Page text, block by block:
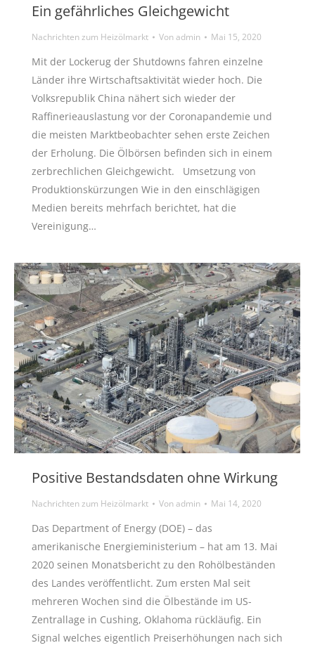
Ein gefährliches Gleichgewicht
Nachrichten zum Heizölmarkt Vonadmin Mai 15, 2020
Mit der Lockerug der Shutdowns fahren einzelne
Länder ihre Wirtschaftsaktivität wieder hoch. Die
Volksrepublik China nähert sich wieder der
Raffinerieauslastung vor der Coronapandemie und
die meisten Marktbeobachter sehen erste Zeichen
der Erholung. Die Ölbörsen befinden sich in einem
zerbrechlichen Gleichgewicht. Umsetzung von
Produktionskürzungen Wie in den einschlägigen
Medien bereits mehrfach berichtet, hat die
Vereinigung…
Positive Bestandsdaten ohne Wirkung
Nachrichten zum Heizölmarkt Vonadmin Mai 14, 2020
Das Department of Energy (DOE) – das
amerikanische Energieministerium – hat am 13. Mai
2020 seinen Monatsbericht zu den Rohölbeständen
des Landes veröffentlicht. Zum ersten Mal seit
mehreren Wochen sind die Ölbestände im US-
Zentrallage in Cushing, Oklahoma rückläufig. Ein
Signal welches eigentlich Preiserhöhungen nach sich